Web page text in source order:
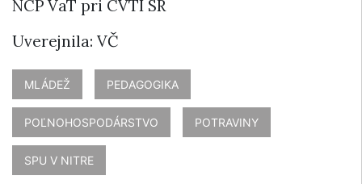
NCP VaT pri CVTI SR
Uverejnila: VČ
MLÁDEŽ PEDAGOGIKA
POĽNOHOSPODÁRSTVO POTRAVINY
SPU V NITRE